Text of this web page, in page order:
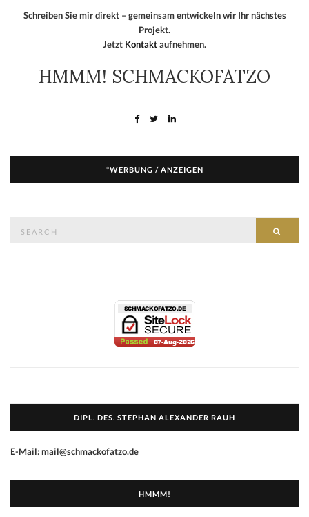
Schreiben Sie mir direkt – gemeinsam entwickeln wir Ihr nächstes
Projekt.
Jetzt Kontaktaufnehmen.
HMMM! SCHMACKOFATZO
*WERBUNG / ANZEIGEN
DIPL. DES. STEPHAN ALEXANDER RAUH
E-Mail: mail@schmackofatzo.de
HMMM!